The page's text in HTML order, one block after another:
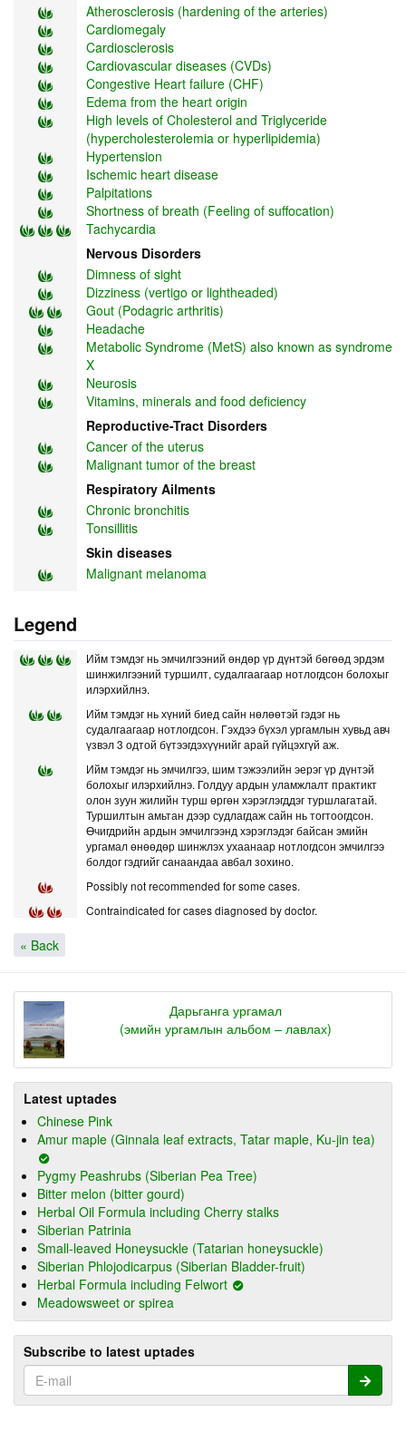
Atherosclerosis (hardening of the arteries)
Cardiomegaly
Cardiosclerosis
Cardiovascular diseases (CVDs)
Congestive Heart failure (CHF)
Edema from the heart origin
High levels of Cholesterol and Triglyceride
(hypercholesterolemia or hyperlipidemia)
Hypertension
Ischemic heart disease
Palpitations
Shortness of breath (Feeling of suffocation)
Tachycardia
Nervous Disorders
Dimness of sight
Dizziness (vertigo or lightheaded)
Gout (Podagric arthritis)
Headache
Metabolic Syndrome (MetS) also known as syndrome
X
Neurosis
Vitamins, minerals and food deficiency
Reproductive-Tract Disorders
Cancer of the uterus
Malignant tumor of the breast
Respiratory Ailments
Chronic bronchitis
Tonsillitis
Skin diseases
Malignant melanoma
Legend
Ийм тэмдэг нь эмчилгээний өндөр үр дүнтэй бөгөөд эрдэм
шинжилгээний туршилт, судалгаагаар нотлогдсон болохыг
илэрхийлнэ.
Ийм тэмдэг нь хүний биед сайн нөлөөтэй гэдэг нь
судалгаагаар нотлогдсон. Гэхдээ бүхэл ургамлын хувьд авч
үзвэл 3 одтой бүтээгдэхүүнийг арай гүйцэхгүй аж.
Ийм тэмдэг нь эмчилгээ, шим тэжээлийн эерэг үр дүнтэй
болохыг илэрхийлнэ. Голдуу ардын уламжлалт практикт
олон зуун жилийн турш өргөн хэрэглэгддэг туршлагатай.
Туршилтын амьтан дээр судлагдаж сайн нь тогтоогдсон.
Өчигдрийн ардын эмчилгээнд хэрэглэдэг байсан эмийн
ургамал өнөөдөр шинжлэх ухаанаар нотлогдсон эмчилгээ
болдог гэдгийг санаандаа авбал зохино.
Possibly not recommended for some cases.
Contraindicated for cases diagnosed by doctor.
« Back
Дарьганга ургамал
(эмийн ургамлын альбом – лавлах)
Latest uptades
Chinese Pink
Amur maple (Ginnala leaf extracts, Tatar maple, Ku-jin tea)
Pygmy Peashrubs (Siberian Pea Tree)
Bitter melon (bitter gourd)
Herbal Oil Formula including Cherry stalks
Siberian Patrinia
Small-leaved Honeysuckle (Tatarian honeysuckle)
Siberian Phlojodicarpus (Siberian Bladder-fruit)
Herbal Formula including Felwort
Meadowsweet or spirea
Subscribe to latest uptades